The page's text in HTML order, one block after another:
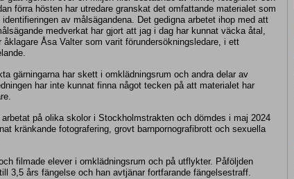
förra hösten har utredare granskat det omfattande materialet som
identifieringen av målsägandena. Det gedigna arbetet ihop med att
medverkat har gjort att jag i dag har kunnat väcka åtal,
åklagare Åsa Valter som varit förundersökningsledare, i ett
gärningarna har skett i omklädningsrum och andra delar av
har inte kunnat finna något tecken på att materialet har
arbetat på olika skolor i Stockholmstrakten och dömdes i maj 2024
kränkande fotografering, grovt barnpornografibrott och sexuella
filmade elever i omklädningsrum och på utflykter. Påföljden
3,5 års fängelse och han avtjänar fortfarande fängelsestraff.